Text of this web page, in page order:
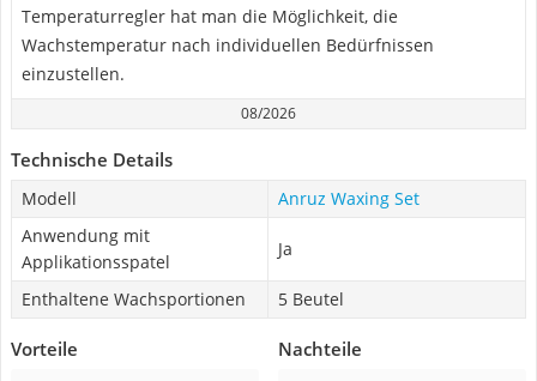
Temperaturregler hat man die Möglichkeit, die
Wachstemperatur nach individuellen Bedürfnissen
einzustellen.
08/2026
Technische Details
Modell
Anruz Waxing Set
Anwendung mit
Applikationsspatel
Ja
Enthaltene Wachsportionen 5 Beutel
Vorteile Nachteile